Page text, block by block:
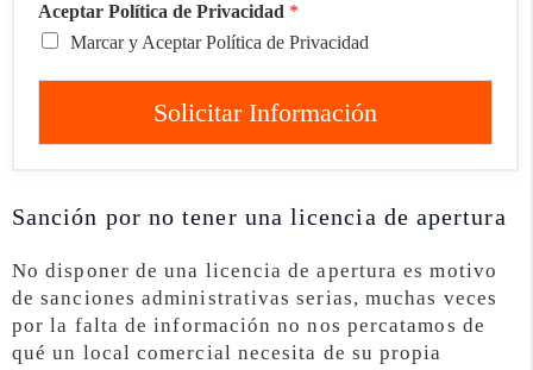
Aceptar Política de Privacidad *
Marcar y Aceptar Política de Privacidad
Solicitar Información
Sanción por no tener una licencia de apertura
No disponer de una licencia de apertura es motivo
de sanciones administrativas serias, muchas veces
por la falta de información no nos percatamos de
qué un local comercial necesita de su propia